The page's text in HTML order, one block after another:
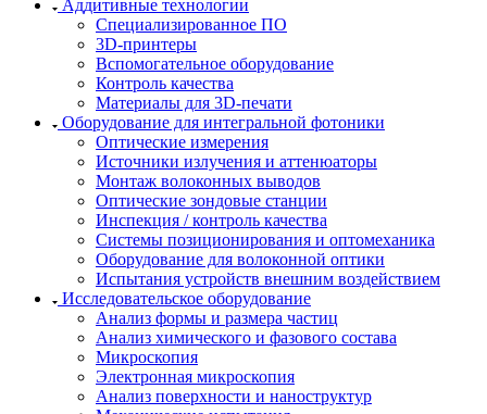
Аддитивные технологии
Специализированное ПО
3D-принтеры
Вспомогательное оборудование
Контроль качества
Материалы для 3D-печати
Оборудование для интегральной фотоники
Оптические измерения
Источники излучения и аттенюаторы
Монтаж волоконных выводов
Оптические зондовые станции
Инспекция / контроль качества
Системы позиционирования и оптомеханика
Оборудование для волоконной оптики
Испытания устройств внешним воздействием
Исследовательское оборудование
Анализ формы и размера частиц
Анализ химического и фазового состава
Микроскопия
Электронная микроскопия
Анализ поверхности и наноструктур